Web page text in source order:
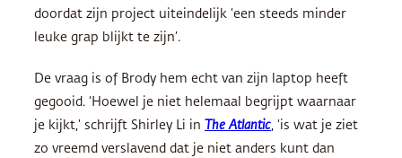
doordat zijn project uiteindelijk ‘een steeds minder
leuke grap blijkt te zijn’.
De vraag is of Brody hem echt van zijn laptop heeft
gegooid. ‘Hoewel je niet helemaal begrijpt waarnaar
je kijkt,’ schrijft Shirley Li in The Atlantic , ‘is wat je ziet
zo vreemd verslavend dat je niet anders kunt dan